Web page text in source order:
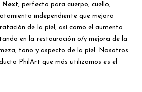
perfecto para cuerpo, cuello,
independiente que mejora
de la piel, así como el aumento
en la restauración o/y mejora de la
tono y aspecto de la piel. Nosotros
PhilArt que más utilizamos es el